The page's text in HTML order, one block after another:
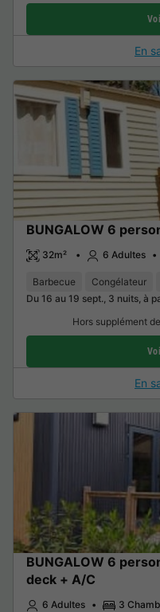
En
BUNGALOW 6
32m² 6 Adultes
Barbecue Congélateur
Du 16 au 19 sept., 3 nuits, à
Hors supplément de
En
BUNGALOW 6
deck + A/C
6 Adultes 3